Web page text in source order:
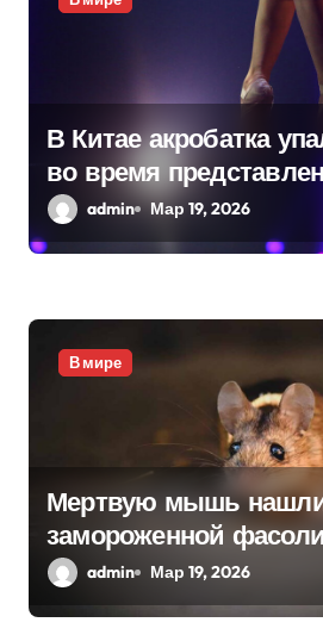
п
и
я
В Китае акробатка
во время
admin Мар 19, 2026
В мире
Мертвую мышь нашли
замороженной
Нидерландах
admin Мар 19, 2026